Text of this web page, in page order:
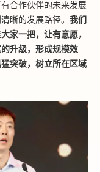
合作伙伴的未来发展
晰的发展路径。 我们
家一把，让有意愿，
升级，形成规模效
突破，树立所在区域